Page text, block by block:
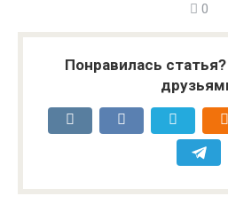
0
Понравилась